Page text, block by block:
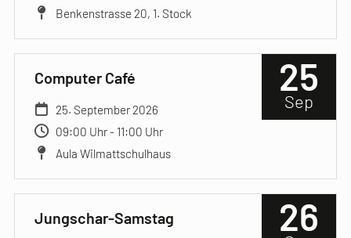
Benkenstrasse 20, 1. Stock
25
Sep
Computer Café
25. September 2026
09:00 Uhr - 11:00 Uhr
Aula Wilmattschulhaus
26
Jungschar-Samstag